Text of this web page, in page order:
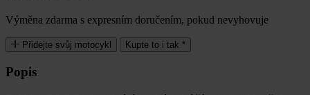
Výměna zdarma s expresním doručením, pokud nevyhovuje
Přidejte svůj motocykl Kupte to i tak *
Popis